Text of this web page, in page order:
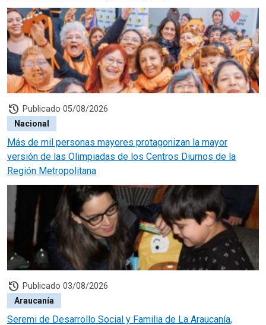
history Publicado 05/08/2026
Nacional
Más de mil personas mayores protagonizan la mayor
versión de las Olimpiadas de los Centros Diurnos de la
Región Metropolitana
history Publicado 03/08/2026
Araucanía
Seremi de Desarrollo Social y Familia de La Araucanía,